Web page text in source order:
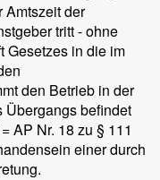
Amtszeit der
tritt - ohne
Gesetzes in die im
den Betrieb in der
Übergangs befindet
AP Nr. 18 zu § 111
einer durch